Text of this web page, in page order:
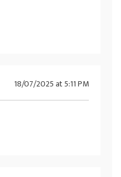
18/07/2025 at 5:11 PM